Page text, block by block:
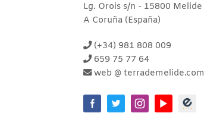
Lg. Orois s/n - 15800 Melide
A Coruña (España)
(+34) 981 808 009
659 75 77 64
web @ terrademelide.com